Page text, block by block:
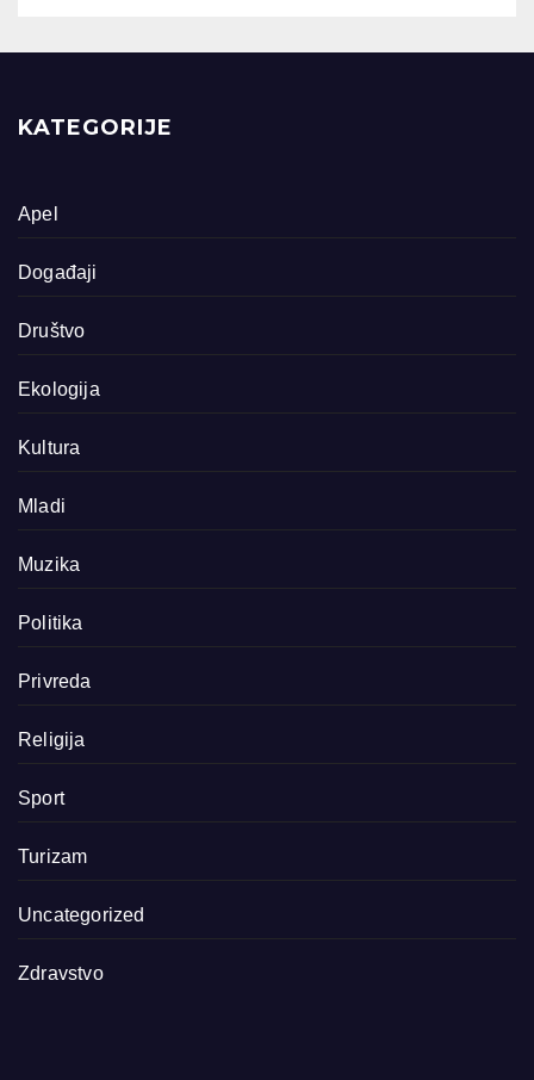
KATEGORIJE
Apel
Događaji
Društvo
Ekologija
Kultura
Mladi
Muzika
Politika
Privreda
Religija
Sport
Turizam
Uncategorized
Zdravstvo